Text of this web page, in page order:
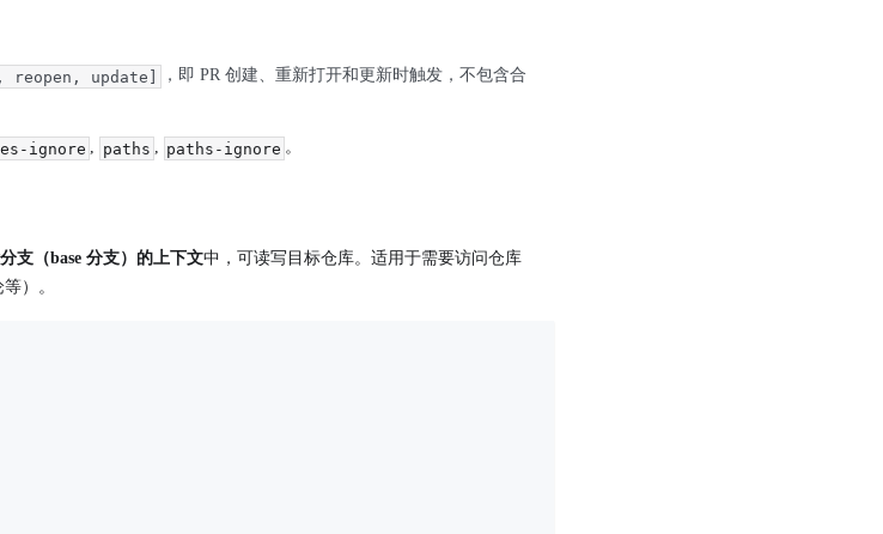
reopen, update]
，即 PR 创建、重新打开和更新时触发，不包含合
ignore , paths , paths-ignore 。
支（base 分支）的上下文中，可读写目标仓库。适用于需要访问仓库
）。